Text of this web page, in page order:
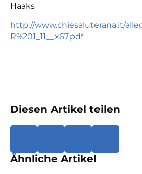
Haaks
http://www.chiesaluterana.it/
R%201_11__x67.pdf
Diesen Artikel teilen
Ähnliche Artikel